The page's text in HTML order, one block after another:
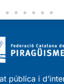
pública i